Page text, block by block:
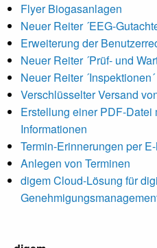
Flyer Biogasanlagen
Neuer Reiter ´EEG-
Erweiterung der
Neuer Reiter ´Prüf- und
Neuer Reiter ´Inspektionen´
Verschlüsselter Versand
Erstellung einer PDF-
Informationen
Termin-Erinnerungen per
Anlegen von Terminen
digem Cloud-Lösung für